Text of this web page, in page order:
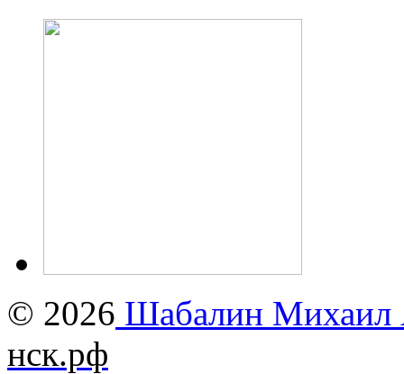
© 2026 Шабалин Михаил
нск.рф